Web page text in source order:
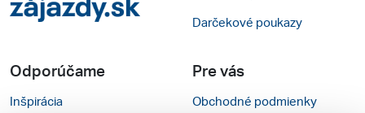
Darčekové poukazy
Odporúčame
Inšpirácia
Pre vás
Obchodné podmienky